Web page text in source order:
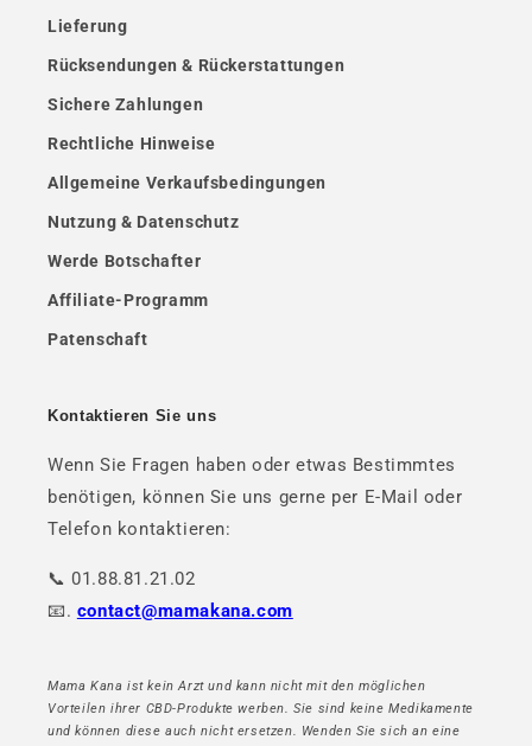
Lieferung
Rücksendungen & Rückerstattungen
Sichere Zahlungen
Rechtliche Hinweise
Allgemeine Verkaufsbedingungen
Nutzung & Datenschutz
Werde Botschafter
Affiliate-Programm
Patenschaft
Kontaktieren Sie uns
Wenn Sie Fragen haben oder etwas Bestimmtes
benötigen, können Sie uns gerne per E-Mail oder
Telefon kontaktieren:
📞 01.88.81.21.02
📧. contact@mamakana.com
Mama Kana ist kein Arzt und kann nicht mit den möglichen
Vorteilen ihrer CBD-Produkte werben. Sie sind keine Medikamente
und können diese auch nicht ersetzen. Wenden Sie sich an eine